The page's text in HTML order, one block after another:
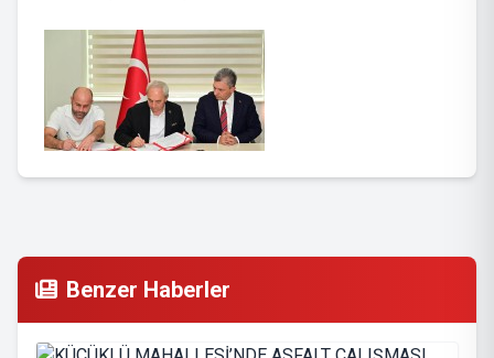
Benzer Haberler